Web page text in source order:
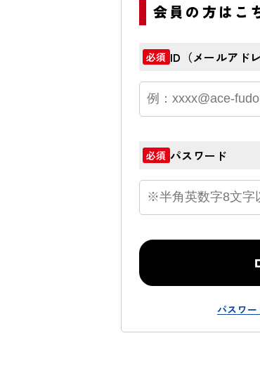
会員の方はこ
必須 ID（メールアドレ
必須 パスワード
パスワ